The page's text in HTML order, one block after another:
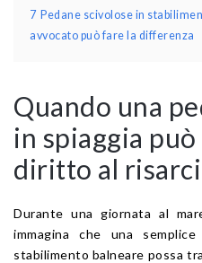
7 Pedane scivolose in
avvocato può fare la differenza
Quando una
in spiaggia
diritto al
Durante una giornata al
immagina che una
stabilimento balneare possa